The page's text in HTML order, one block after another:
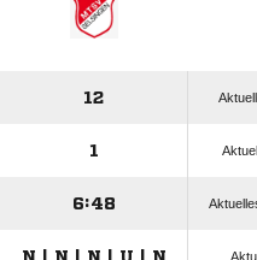
12
1
6:48
N | N | N | U | N